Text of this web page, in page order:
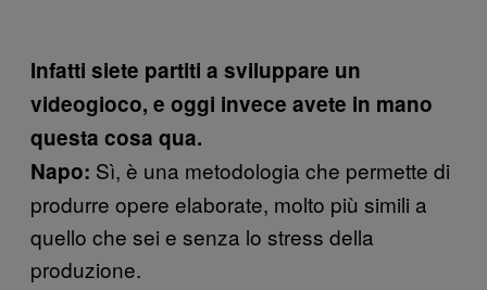
Infatti siete partiti a sviluppare un
videogioco, e oggi invece avete in mano
questa cosa qua.
Napo: Sì, è una metodologia che permette di
produrre opere elaborate, molto più simili a
quello che sei e senza lo stress della
produzione.